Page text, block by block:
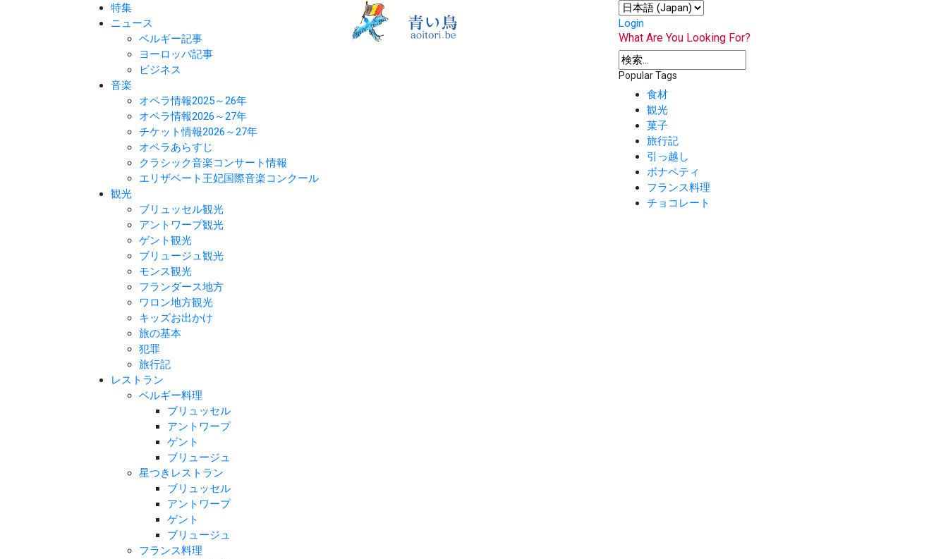
特集
ニュース
ベルギー記事
ヨーロッパ記事
ビジネス
音楽
オペラ情報2025～26年
オペラ情報2026～27年
チケット情報2026～27年
オペラあらすじ
クラシック音楽コンサート情報
エリザベート王妃国際音楽コンクール
観光
ブリュッセル観光
アントワープ観光
ゲント観光
ブリュージュ観光
モンス観光
フランダース地方
ワロン地方観光
キッズお出かけ
旅の基本
犯罪
旅行記
レストラン
ベルギー料理
ブリュッセル
アントワープ
ゲント
ブリュージュ
星つきレストラン
ブリュッセル
アントワープ
ゲント
ブリュージュ
フランス料理
Login
What Are You Looking For?
Popular Tags
食材
観光
菓子
旅行記
引っ越し
ボナペティ
フランス料理
チョコレート